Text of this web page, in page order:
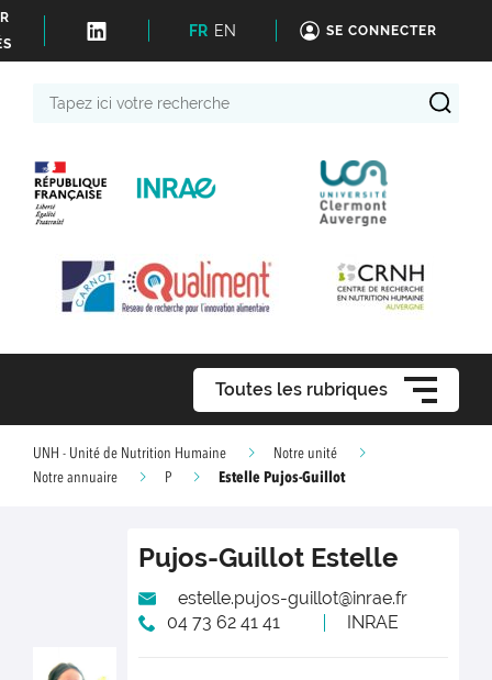
FR EN SE CONNECTER
Toutes les rubriques
UNH - Unité de Nutrition Humaine
Notre unité
Notre annuaire
P Estelle Pujos-Guillot
Pujos-Guillot Estelle
estelle.pujos-guillot@inrae.fr
04 73 62 41 41
INRAE